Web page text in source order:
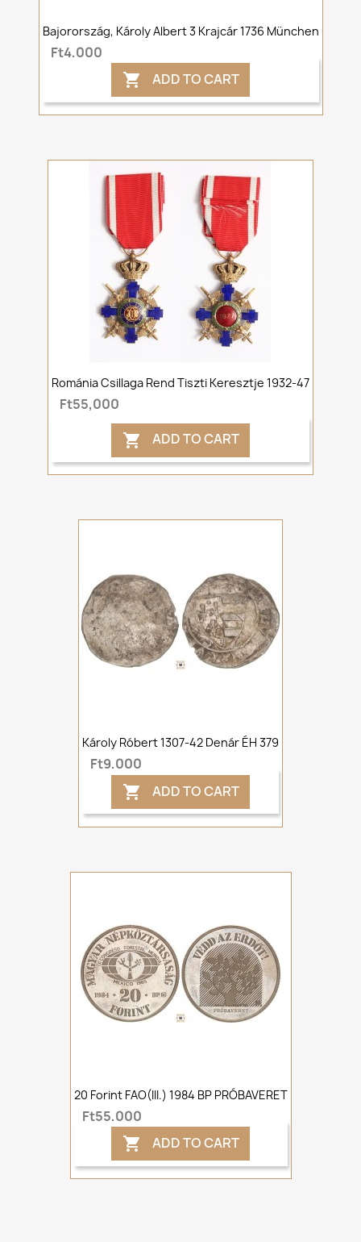
Bajorország, Károly Albert 3 Krajcár 1736 München
Ft4,000
 ADD TO CART
Románia Csillaga Rend Tiszti Keresztje 1932-47
Ft55,000
 ADD TO CART
Károly Róbert 1307-42 Denár ÉH 379
Ft9,000
 ADD TO CART
20 Forint FAO(III.) 1984 BP PRÓBAVERET
Ft55,000
 ADD TO CART